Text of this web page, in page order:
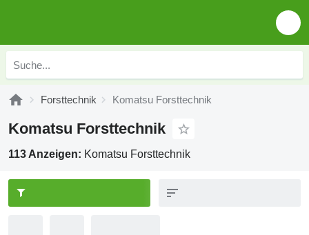
Forsttechnik Komatsu Forsttechnik
Komatsu Forsttechnik
113 Anzeigen: Komatsu Forsttechnik